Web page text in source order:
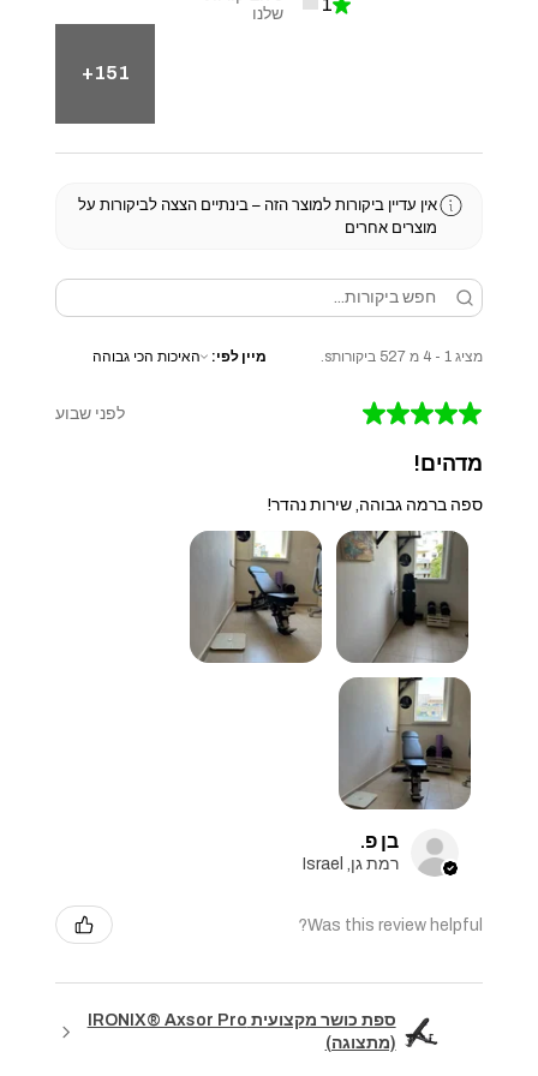
★
1
0%
שלנו
151+
אין עדיין ביקורות למוצר הזה – בינתיים הצצה לביקורות על
מוצרים אחרים
מציג 1 - 4 מ 527 ביקורותs. מיין לפי:
★
★
★
★
★ לפני שבוע
מדהים!
ספה ברמה גבוהה, שירות נהדר!
בן פ.
רמת גן, Israel
Was this review helpful?
ספת כושר מקצועית IRONIX® Axsor Pro
(מתצוגה)